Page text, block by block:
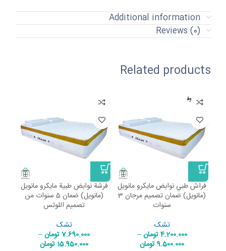
Additional information
Reviews (0)
Related products
غير متوف
ر
فراش طبي نوابض مايكرو مانويل
(مانويل) ضمان تصميم مرجان 3
سنوات
تشک
4.200.000تومان–
9.500.000تومان
فرشة نوابض طبية مايكرو مانويل
(مانويل) ضمان 5 سنوات من
تصميم اللوتس
تشک
7.690.000تومان–
15.950.000 تومان